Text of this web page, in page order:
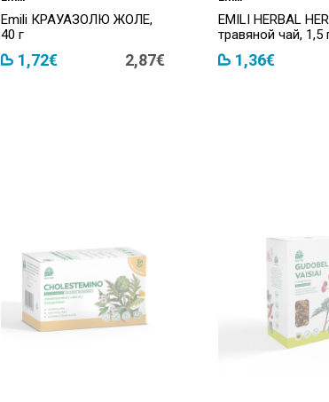
Emili КРАУАЗОЛЮ ЖОЛЕ,
40 г
1,72€ 2,87€
EMILI HERBAL
травяной чай, 1,5
1,36€